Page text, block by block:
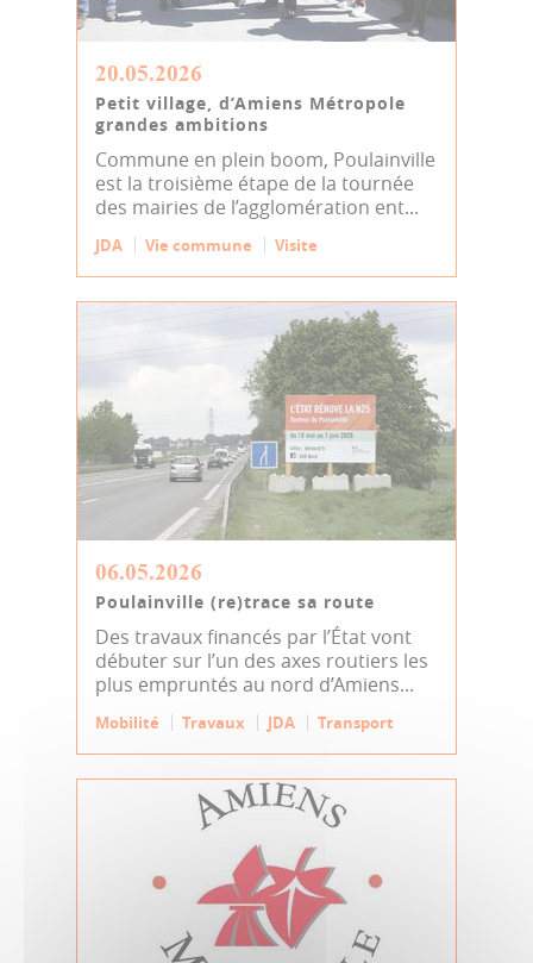
20.05.2026
Petit village, d’Amiens Métropole
grandes ambitions
Commune en plein boom, Poulainville
est la troisième étape de la tournée
des mairies de l’agglomération ent...
JDA Vie commune Visite
06.05.2026
Poulainville (re)trace sa route
Des travaux financés par l’État vont
débuter sur l’un des axes routiers les
plus empruntés au nord d’Amiens...
Mobilité Travaux JDA Transport